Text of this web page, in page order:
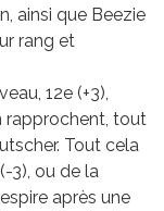
ainsi que Beezie
rang et
12e (+3),
rapprochent, tout
Tout cela
3), ou de la
après une